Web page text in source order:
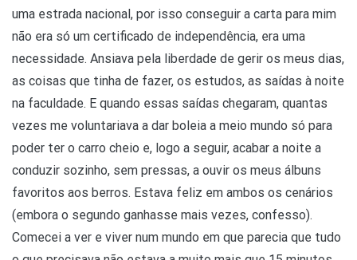
uma estrada nacional, por isso conseguir a carta para mim
não era só um certificado de independência, era uma
necessidade. Ansiava pela liberdade de gerir os meus dias,
as coisas que tinha de fazer, os estudos, as saídas à noite
na faculdade. E quando essas saídas chegaram, quantas
vezes me voluntariava a dar boleia a meio mundo só para
poder ter o carro cheio e, logo a seguir, acabar a noite a
conduzir sozinho, sem pressas, a ouvir os meus álbuns
favoritos aos berros. Estava feliz em ambos os cenários
(embora o segundo ganhasse mais vezes, confesso).
Comecei a ver e viver num mundo em que parecia que tudo